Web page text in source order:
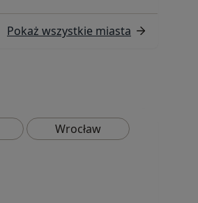
Pokaż wszystkie miasta
Wrocław